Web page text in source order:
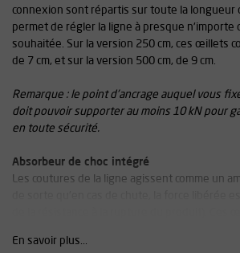
connexion sont répartis sur toute la longueur
permet de régler la ligne à presque n'importe
souhaitée. Sur la version 250 cm, ces œillets
de 7 cm, et sur la version 500 cm, de 9 cm.
Remarque : le point d'ancrage auquel vous
doit pouvoir supporter au moins 10 kN pour
en toute sécurité.
Absorbeur de choc intégré
Les coutures de la ligne agissent comme un
kN. Cela réduit considérablement l'impact sur
En savoir plus...